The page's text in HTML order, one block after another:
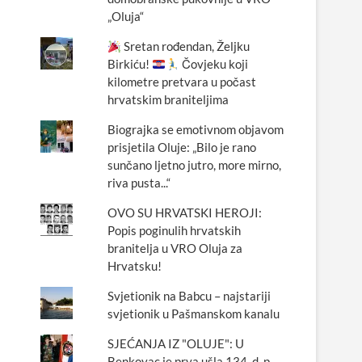
„Oluja“
Sretan rođendan, Željku
Birkiću!
Čovjeku koji
kilometre pretvara u počast
hrvatskim braniteljima
Biograjka se emotivnom objavom
prisjetila Oluje: „Bilo je rano
sunčano ljetno jutro, more mirno,
riva pusta...“
OVO SU HRVATSKI HEROJI:
Popis poginulih hrvatskih
branitelja u VRO Oluja za
Hrvatsku!
Svjetionik na Babcu – najstariji
svjetionik u Pašmanskom kanalu
SJEĆANJA IZ "OLUJE": U